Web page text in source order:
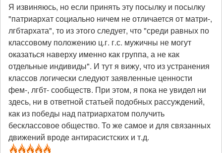
Я извиняюсь, но если принять эту посылку и посылку
"патриархат социально ничем не отличается от матри-,
лгбтархата", то из этого следует, что "среди равных по
классовому положению ц.г. г.с. мужичны не могут
оказаться наверху именно как группа, а не как
отдельные индивиды". И тут я вижу, что из устранения
классов логически следуют заявленные ценности
фем-, лгбт- сообществ. При этом, я пока не увидел ни
здесь, ни в ответной статьей подобных рассуждений,
как из победы над патриархатом получить
бесклассовое общество. То же самое и для связанных
движений вроде антирасистских и т.д.